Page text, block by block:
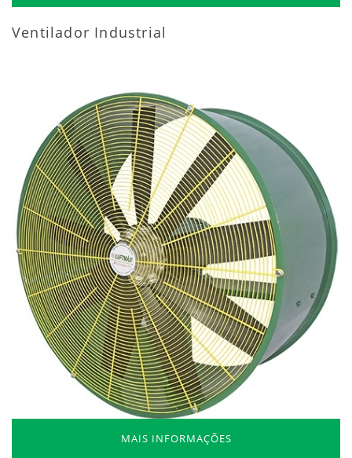
Ventilador Industrial
MAIS INFORMAÇÕES